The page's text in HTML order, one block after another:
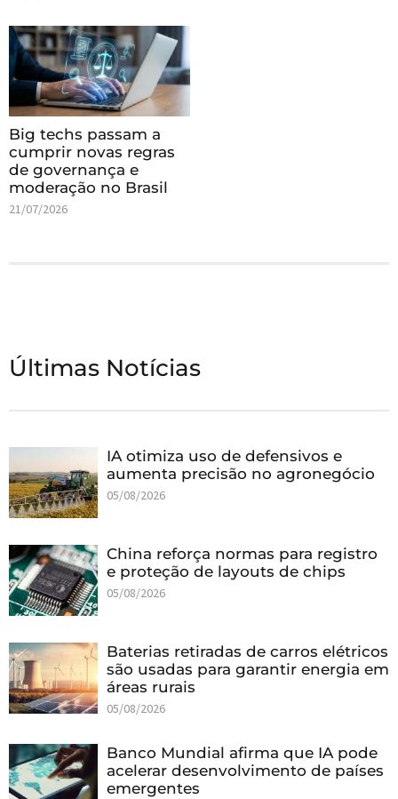
Big techs passam a
cumprir novas regras
de governança e
moderação no Brasil
21/07/2026
Últimas Notícias
IA otimiza uso de defensivos e
aumenta precisão no agronegócio
05/08/2026
China reforça normas para registro
e proteção de layouts de chips
05/08/2026
Baterias retiradas de carros elétricos
são usadas para garantir energia em
áreas rurais
05/08/2026
Banco Mundial afirma que IA pode
acelerar desenvolvimento de países
emergentes